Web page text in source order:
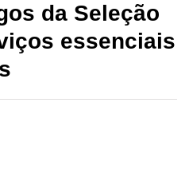
da Seleção
essenciais